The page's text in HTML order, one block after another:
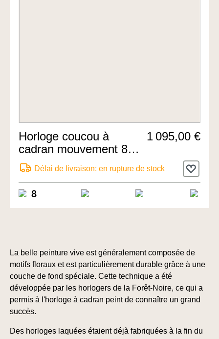
Horloge coucou à
cadran mouvement 8
jours 26cm de
Rombach & Haas
1 095,00 €
Délai de livraison: en rupture de stock
8
La belle peinture vive est généralement composée de
motifs floraux et est particulièrement durable grâce à une
couche de fond spéciale. Cette technique a été
développée par les horlogers de la Forêt-Noire, ce qui a
permis à l'horloge à cadran peint de connaître un grand
succès.
Des horloges laquées étaient déjà fabriquées à la fin du